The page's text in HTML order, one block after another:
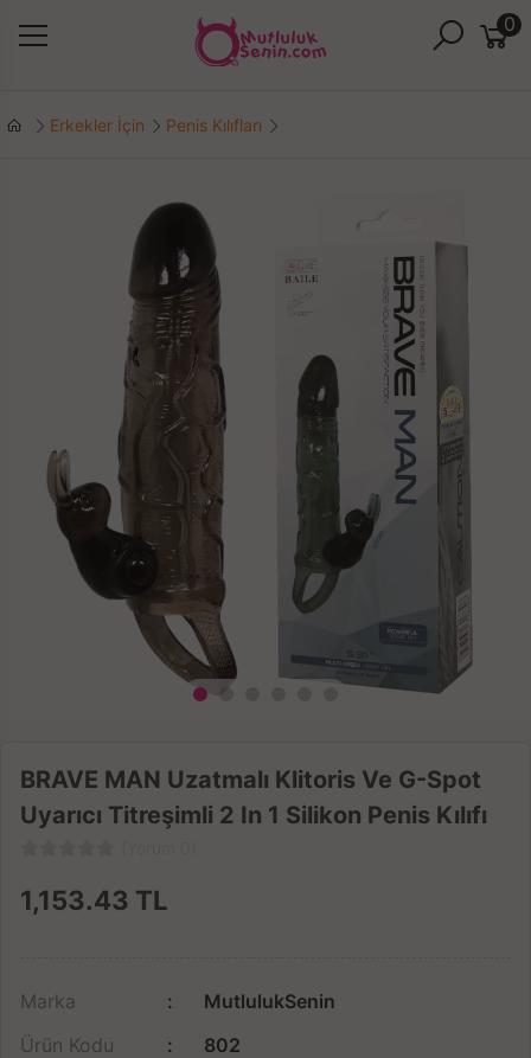
0
Erkekler İçin Penis Kılıfları
BRAVE MAN Uzatmalı Klitoris Ve G-Spot
Uyarıcı Titreşimli 2 In 1 Silikon Penis Kılıfı
1,153.43 TL
Marka
MutlulukSenin
Ürün Kodu
802